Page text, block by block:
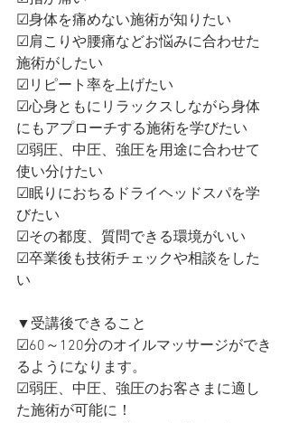
☑身体を痛めない施術が知りたい
☑肩こりや腰痛などお悩みに合わせた
施術がしたい
☑リピート率を上げたい
☑心身ともにリラックスしながら身体
にもアプローチする施術を学びたい
☑弱圧、中圧、強圧を用途に合わせて
使い分けたい
☑眠りにおちるドライヘッドスパを学
びたい
☑その都度、質問できる環境がいい
☑卒業後も技術チェックや相談をした
い
▼受講後できること
☑60～120分のオイルマッサージができ
るようになります。
☑弱圧、中圧、強圧のお客さまに適し
た施術が可能に！